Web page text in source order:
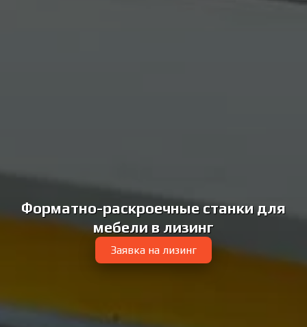
Форматно-раскроечные станки для
мебели в лизинг
Заявка на лизинг